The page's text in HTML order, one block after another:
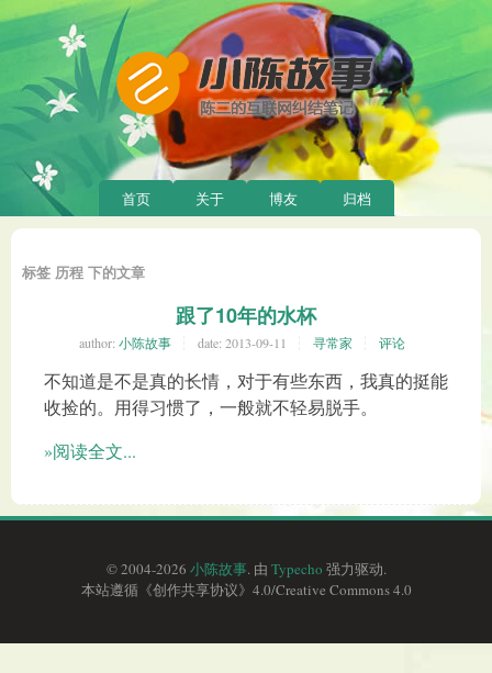
首页 关于 博友 归档
标签 历程 下的文章
跟了10年的水杯
author: 小陈故事 date: 2013-09-11 寻常家 评论
不知道是不是真的长情，对于有些东西，我真的挺能
收捡的。用得习惯了，一般就不轻易脱手。
»阅读全文...
© 2004-2026 小陈故事. 由 Typecho 强力驱动.
本站遵循《创作共享协议》4.0/Creative Commons 4.0